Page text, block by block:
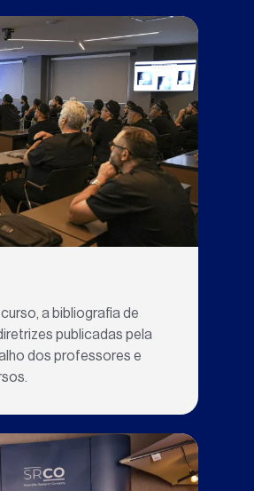
a bibliograﬁa de
publicadas pela
dos professores e